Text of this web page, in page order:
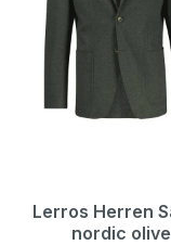
Lerros Herren
nordic olive